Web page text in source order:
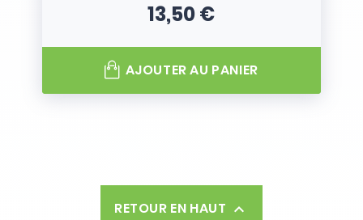
Prix
13,50 €
AJOUTER AU PANIER
RETOUR EN HAUT 